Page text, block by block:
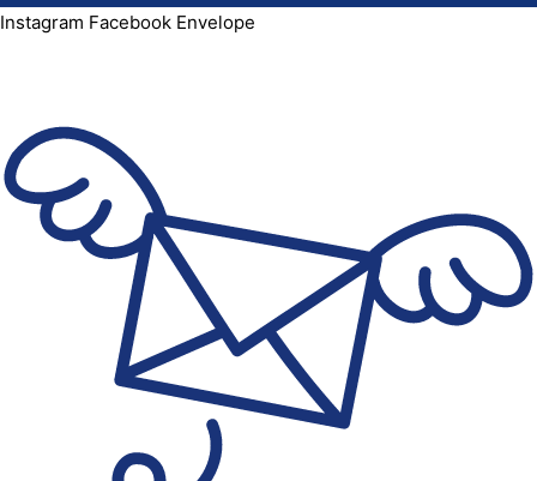
Instagram Facebook Envelope